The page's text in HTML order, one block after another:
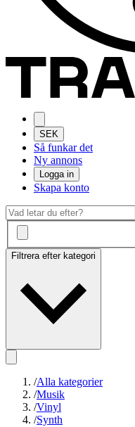
SEK
Så funkar det
Ny annons
Logga in
Skapa konto
Filtrera efter kategori
/Alla kategorier
/Musik
/Vinyl
/Synth